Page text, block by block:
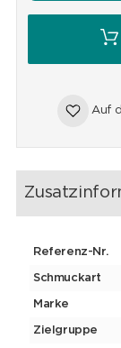
Auf
Referenz-Nr.
Schmuckart
Marke
Zielgruppe